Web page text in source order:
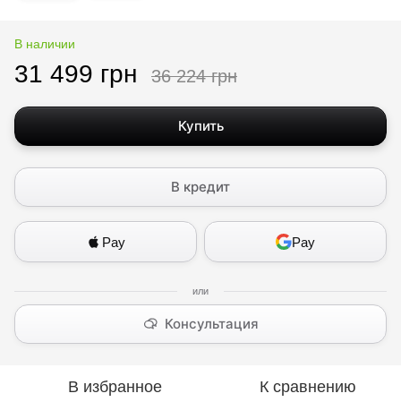
В наличии
31 499 грн 36 224 грн
Купить
В кредит
Pay Pay
Консультация
В избранное К сравнению